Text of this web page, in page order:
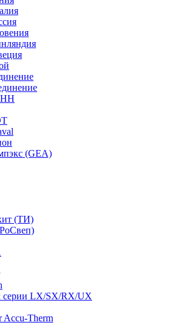
НН
(GEA)
(ТИ)
серии LX/SX/RX/UX
Accu-Therm